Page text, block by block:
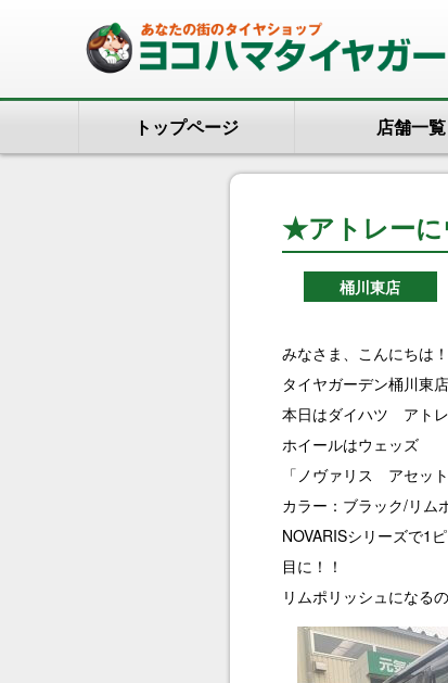
トップページ 店舗一覧
★アトレー
桶川東店
みなさま、こんにちは！
タイヤガーデン桶川東
本日はダイハツ アトレ
ホイールはウェッズ
「ノヴァリス アセット
カラー：ブラック/リム
NOVARISシリーズで1
目に！！
リムポリッシュになる